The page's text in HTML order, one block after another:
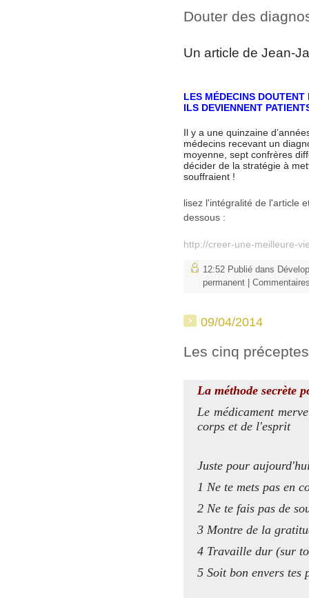
Douter des
Un article de Jean-
LES MÉDECINS
ILS DEVIENNENT
Il y a une quinzaine
médecins recevant un
moyenne, sept confrères
décider de la stratégie à
souffraient !
lisez l'intégralité de l'article
dessous :
http://creer-une-meilleure-
12:52 Publié dans
permanent
09/04/2014
Les cinq
La méthode secrète
Le médicament
corps et de l'esprit
Juste pour
1 Ne te mets pas en
2 Ne te fais pas de
3 Montre de la
4 Travaille dur (sur
5 Soit bon envers tes